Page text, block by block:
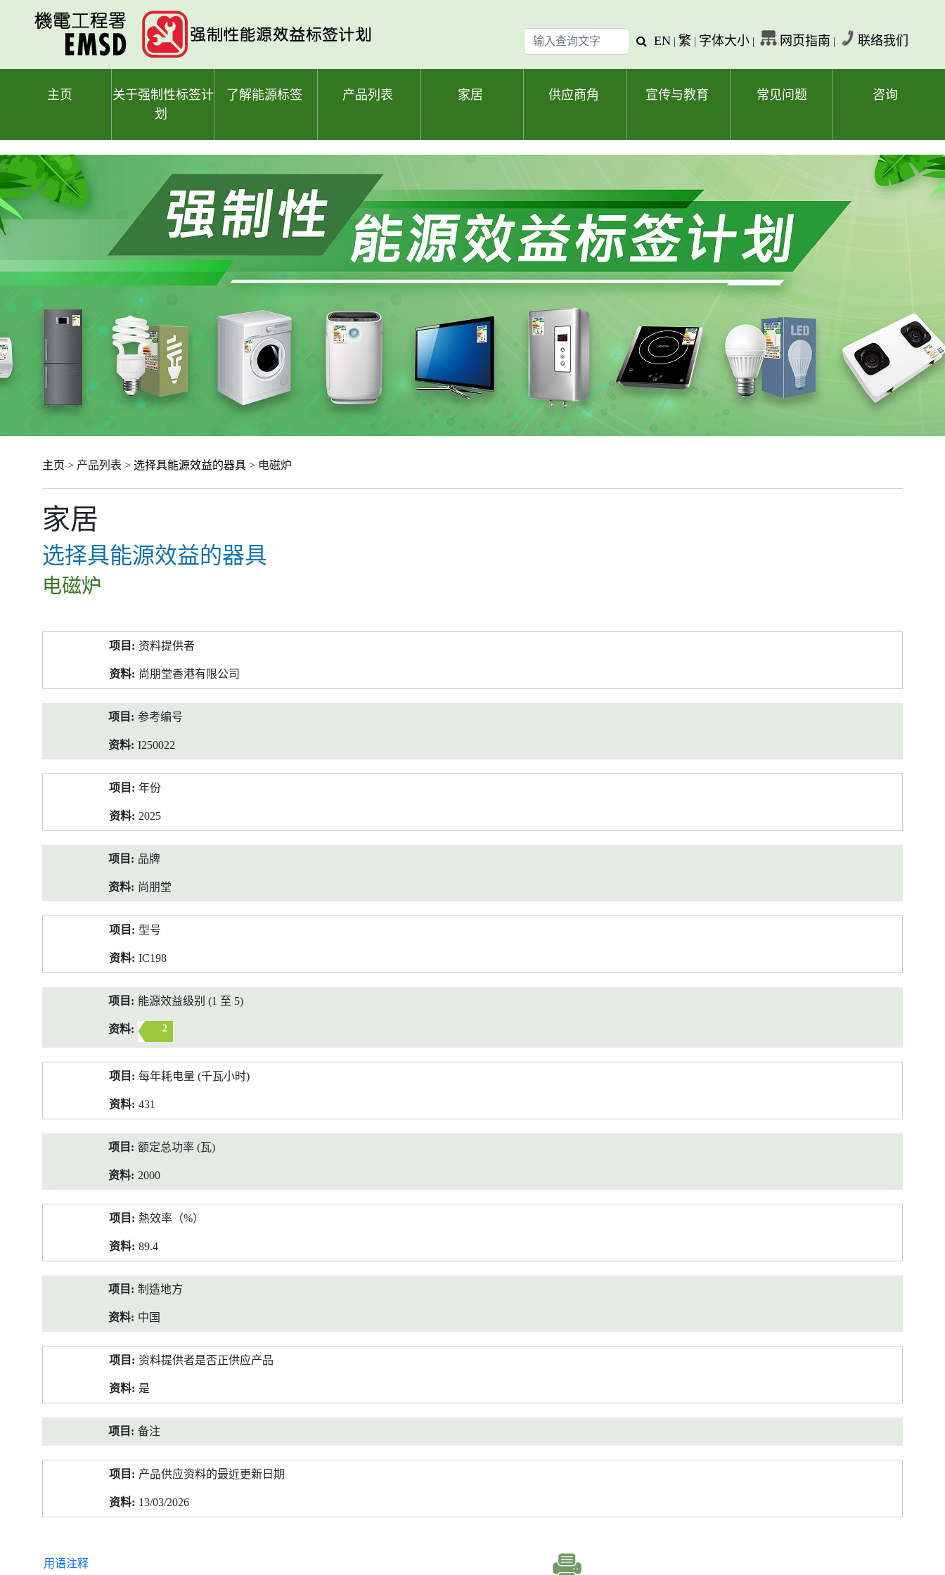
输
入
查
查
字
EN | 繁 | 字体大小 | 网页指南 | 联络我们
主页
关于强制性标签计
划
了解能源标签 产品列表 家居 供应商角 宣传与教育 常见问题 咨询
主页 > 产品列表 > 选择具能源效益的器具 > 电磁炉
家居
选择具能源效益的器具
电磁炉
料
资料提供者
尚朋堂香港有限公司
参考编号
I250022
年份
2025
品牌
尚朋堂
型号
IC198
能源效益级别 (1 至 5)
2
每年耗电量 (千瓦小时)
431
额定总功率 (瓦)
2000
熱效率（%）
89.4
制造地方
中国
资料提供者是否正供应产品
是
备注
产品供应资料的最近更新日期
13/03/2026
用语注释